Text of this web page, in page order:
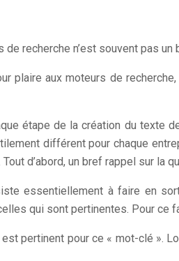
recherche n’est souvent pas un
plaire aux moteurs de
étape de la création du
différent pour chaque
d’abord, un bref rappel sur la
essentiellement à faire en
qui sont pertinentes. Pour ce
pertinent pour ce « mot-clé ».